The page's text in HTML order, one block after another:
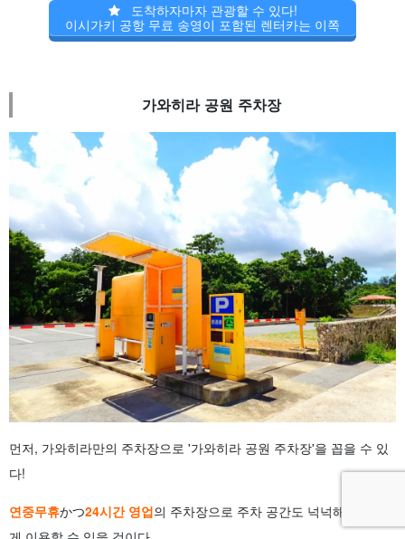
도착하자마자 관광할 수 있다!
이시가키 공항 무료 송영이 포함된 렌터카는 이쪽
가와히라 공원 주차장
먼저, 가와히라만의 주차장으로 '가와히라 공원 주차장'을 꼽을 수 있
다!
연중무휴かつ24시간 영업의 주차장으로 주차 공간도 넉넉해 편리하